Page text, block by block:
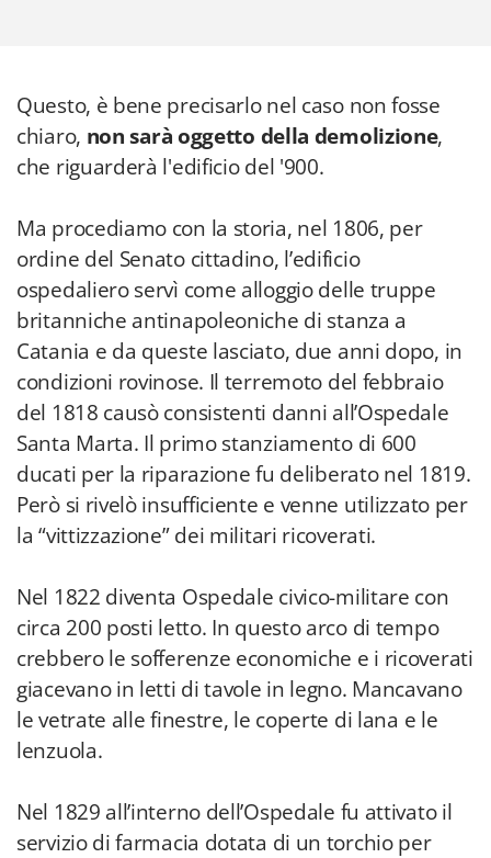
Questo, è bene precisarlo nel caso non fosse
chiaro, non sarà oggetto della demolizione,
che riguarderà l'edificio del '900.
Ma procediamo con la storia, nel 1806, per
ordine del Senato cittadino, l’edificio
ospedaliero servì come alloggio delle truppe
britanniche antinapoleoniche di stanza a
Catania e da queste lasciato, due anni dopo, in
condizioni rovinose. Il terremoto del febbraio
del 1818 causò consistenti danni all’Ospedale
Santa Marta. Il primo stanziamento di 600
ducati per la riparazione fu deliberato nel 1819.
Però si rivelò insufficiente e venne utilizzato per
la “vittizzazione” dei militari ricoverati.
Nel 1822 diventa Ospedale civico-militare con
circa 200 posti letto. In questo arco di tempo
crebbero le sofferenze economiche e i ricoverati
giacevano in letti di tavole in legno. Mancavano
le vetrate alle finestre, le coperte di lana e le
lenzuola.
Nel 1829 all’interno dell’Ospedale fu attivato il
servizio di farmacia dotata di un torchio per